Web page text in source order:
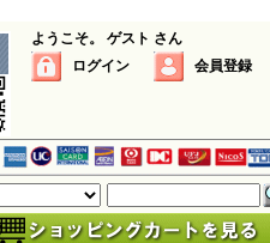
ようこそ。 ゲスト さん
ログイン
会員登録